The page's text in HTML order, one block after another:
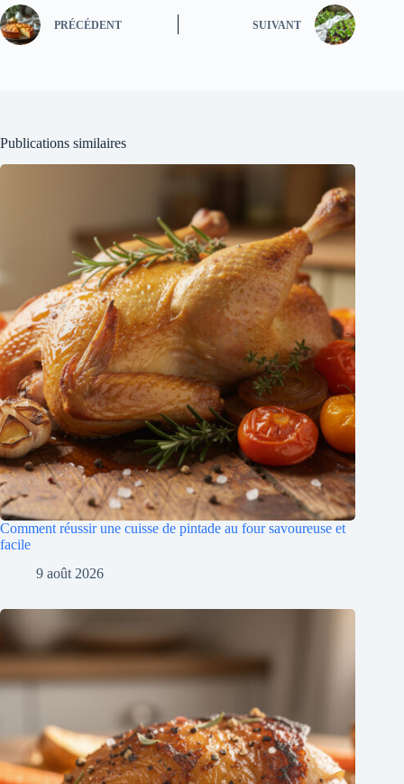
PRÉCÉDENT SUIVANT
Publications similaires
Comment réussir une cuisse de pintade au four savoureuse et
facile
9 août 2026